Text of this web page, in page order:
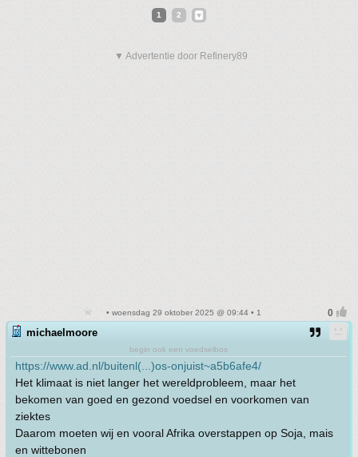
1 2
▼ Advertentie door Refinery89
• woensdag 29 oktober 2025 @ 09:44 • 1
michaelmoore
begin ook een voedselbos
https://www.ad.nl/buitenl(...)os-onjuist~a5b6afe4/
Het klimaat is niet langer het wereldprobleem, maar het
bekomen van goed en gezond voedsel en voorkomen van
ziektes
Daarom moeten wij en vooral Afrika overstappen op Soja, mais
en wittebonen